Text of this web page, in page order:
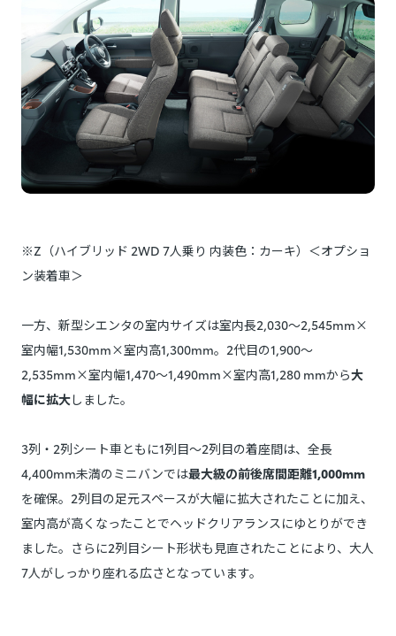
※Z（ハイブリッド 2WD 7人乗り 内装色：カーキ）＜オプショ
ン装着車＞
一方、新型シエンタの室内サイズは室内長2,030〜2,545mm×
室内幅1,530mm×室内高1,300mm。2代目の1,900〜
2,535mm×室内幅1,470〜1,490mm×室内高1,280 mmから大
幅に拡大しました。
3列・2列シート車ともに1列目〜2列目の着座間は、全長
4,400mm未満のミニバンでは最大級の前後席間距離1,000mm
を確保。2列目の足元スペースが大幅に拡大されたことに加え、
室内高が高くなったことでヘッドクリアランスにゆとりができ
ました。さらに2列目シート形状も見直されたことにより、大人
7人がしっかり座れる広さとなっています。